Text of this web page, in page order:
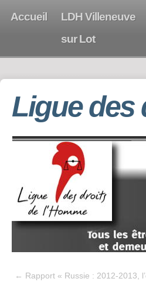
Accueil
LDH Villeneuve
sur Lot
Ligue des
← Rapport « Russie : 2012-2013,